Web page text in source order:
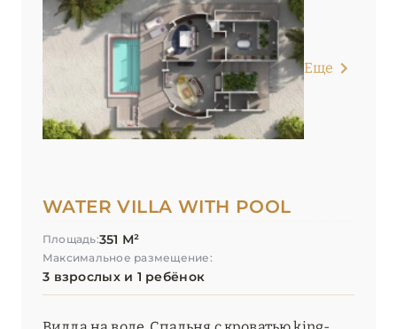
Еще
WATER VILLA WITH POOL
Площадь:351 М²
Максимальное размещение:
3 взрослых и 1 ребёнок